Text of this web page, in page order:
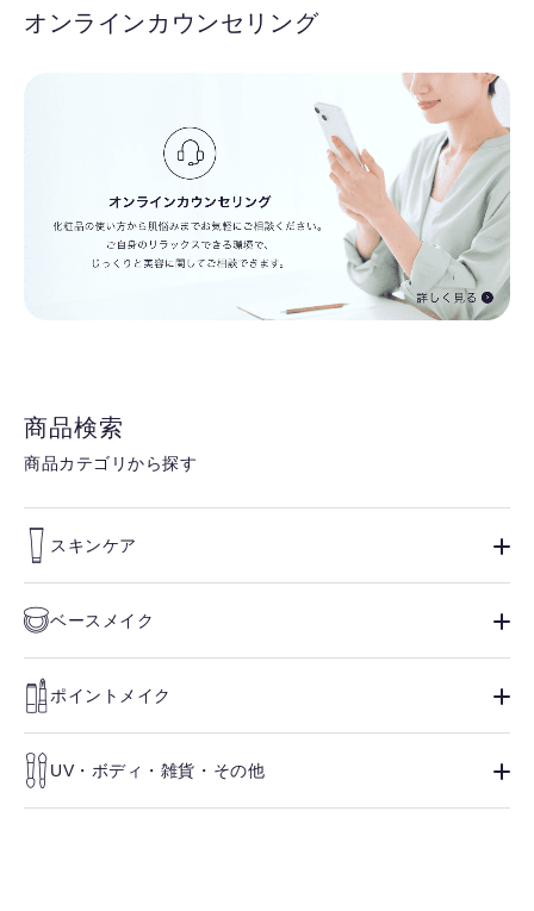
オンラインカウンセリング
商品検索
商品カテゴリから探す
スキンケア
ベースメイク
ポイントメイク
UV・ボディ・雑貨・その他